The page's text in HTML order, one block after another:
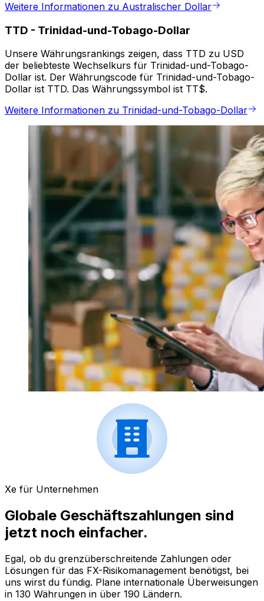
Weitere Informationen zu Australischer Dollar
TTD - Trinidad-und-Tobago-Dollar
Unsere Währungsrankings zeigen, dass TTD zu USD
der beliebteste Wechselkurs für Trinidad-und-Tobago-
Dollar ist. Der Währungscode für Trinidad-und-Tobago-
Dollar ist TTD. Das Währungssymbol ist TT$.
Weitere Informationen zu Trinidad-und-Tobago-Dollar
Xe für Unternehmen
Globale Geschäftszahlungen sind
jetzt noch einfacher.
Egal, ob du grenzüberschreitende Zahlungen oder
Lösungen für das FX-Risikomanagement benötigst, bei
uns wirst du fündig. Plane internationale Überweisungen
in 130 Währungen in über 190 Ländern.